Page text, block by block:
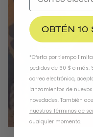
OBTÉN 10
*Oferta por tiempo
pedidos de 60 $ o más.
correo electrónico,
lanzamientos de
novedades. También
nuestros Términos de
cualquier momento.